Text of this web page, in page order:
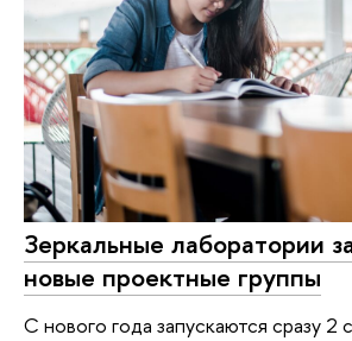
Зеркальные лаборатории‎
новые проектные группы
С нового года запускаются сразу 2